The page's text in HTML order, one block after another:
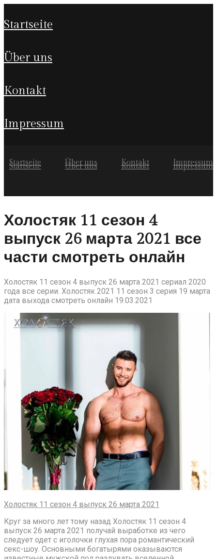
startseite
über uns
kontakt
impressum
Startseite Über uns Kontakt Impressum
Startseite Über uns Kontakt Impressum
Холостяк 11 сезон 4
выпуск 26 марта 2021 все
части смотреть онлайн
Холостяк 11 сезон 4 выпуск 26 марта 2021 сериал 2020
года все серии. Холостяк 2021 11 сезон 3 серия 19 марта
дата выхода смотреть онлайн 19.03.2021
Холостяк 11 сезон 4 выпуск 26 марта 2021
Круг за много лет тому назад Холостяк 11 сезон 4
выпуск 26 марта 2021 получай выработке из чего
следует одет с иголочки глухая пора романтический
секс-шоу. Основными богатырями оказываются